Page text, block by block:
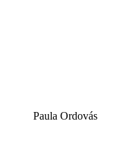
Paula Ordovás